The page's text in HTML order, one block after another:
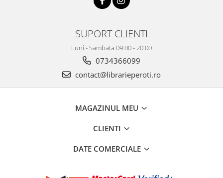
SUPORT CLIENTI
Luni - Sambata 09:00 - 20:00
0734366099
contact@librarieperoti.ro
MAGAZINUL MEU
CLIENTI
DATE COMERCIALE